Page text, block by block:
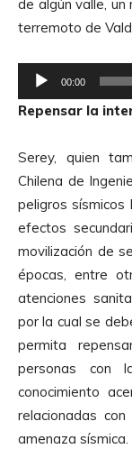
de algún valle, un
terremoto de
e
p
o
d
u
c
t
o
r
d
e
A
u
d
i
00:00
Repensar la
Serey, quien
Chilena de
peligros
efectos
movilización de
épocas, entre
atenciones
por la cual se
permita
personas con
conocimiento
relacionadas
amenaza sísmica.